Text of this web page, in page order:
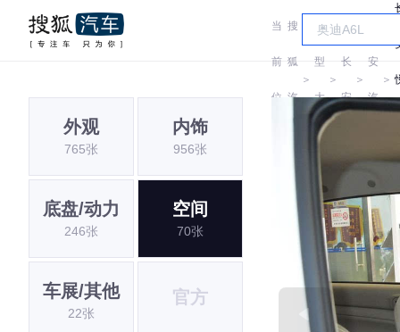
当
前
位
搜
狐
汽
＞
车
型
大
全
＞
长
安
＞
安
汽
＞
外观
765张
内饰
956张
底盘/动力
246张
空间
70张
车展/其他
22张
官方